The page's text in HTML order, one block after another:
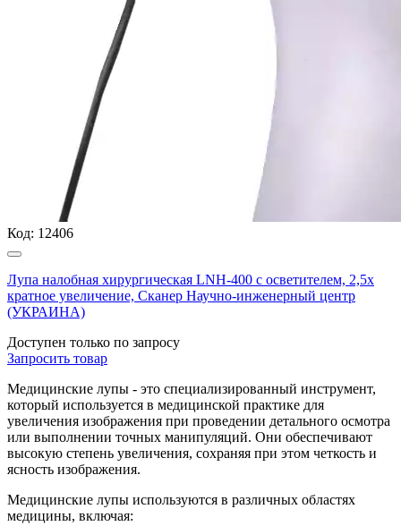
Код: 12406
Лупа налобная хирургическая LNH-400 с осветителем, 2,5х
кратное увеличение, Сканер Научно-инженерный центр
(УКРАИНА)
Доступен только по запросу
Запросить товар
Медицинские лупы - это специализированный инструмент,
который используется в медицинской практике для
увеличения изображения при проведении детального осмотра
или выполнении точных манипуляций. Они обеспечивают
высокую степень увеличения, сохраняя при этом четкость и
ясность изображения.
Медицинские лупы используются в различных областях
медицины, включая: